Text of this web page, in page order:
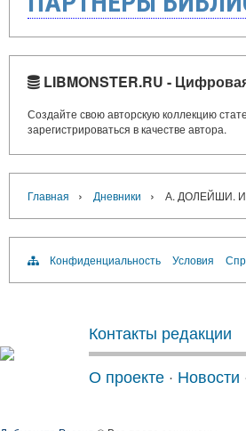
LIBMONSTER.RU -
Создайте свою авторскую коллекцию
зарегистрироваться в качестве автора.
Главная › Дневники › А. ДОЛЕЙШИ.
Конфиденциальность Условия
Контакты редакции
О проекте · Новости